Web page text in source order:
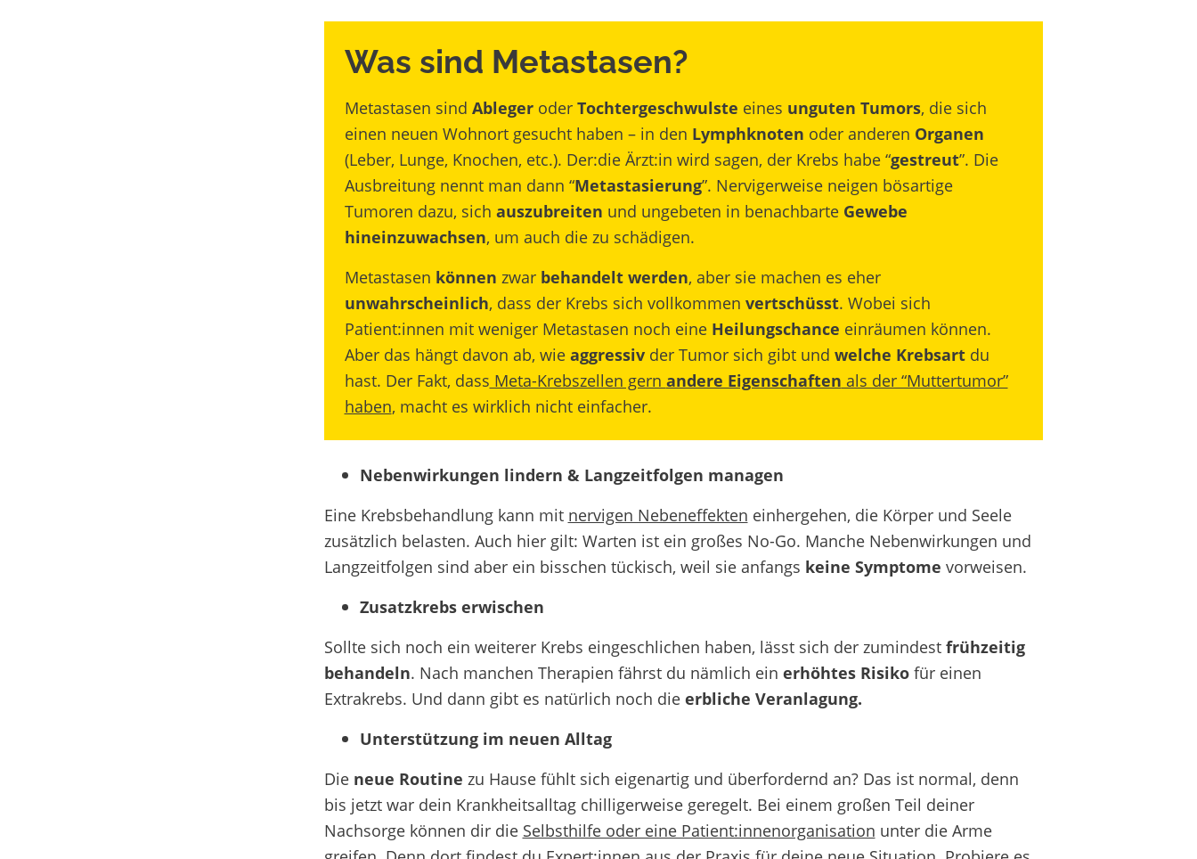
Was sind Metastasen?
Metastasen sind Ablegeroder Tochtergeschwulste eines unguten Tumors, die sich
einen neuen Wohnort gesucht haben – in den Lymphknoten oder anderen Organen
(Leber, Lunge, Knochen, etc.). Der:die Ärzt:in wird sagen, der Krebs habe “gestreut”. Die
Ausbreitung nennt man dann “Metastasierung”. Nervigerweise neigen bösartige
Tumoren dazu, sich auszubreiten und ungebeten in benachbarte Gewebe
hineinzuwachsen, um auch die zu schädigen.
Metastasen können zwar behandelt werden, aber sie machen es eher
unwahrscheinlich, dass der Krebs sich vollkommen vertschüsst. Wobei sich
Patient:innen mit weniger Metastasen noch eine Heilungschance einräumen können.
Aber das hängt davon ab, wie aggressivder Tumor sich gibt und welche Krebsartdu
hast. Der Fakt, dass Meta-Krebszellen gern andere Eigenschaften als der “Muttertumor”
haben, macht es wirklich nicht einfacher.
Nebenwirkungen lindern & Langzeitfolgen managen
Eine Krebsbehandlung kann mit nervigen Nebeneffekten einhergehen, die Körper und Seele
zusätzlich belasten. Auch hier gilt: Warten ist ein großes No-Go. Manche Nebenwirkungen und
Langzeitfolgen sind aber ein bisschen tückisch, weil sie anfangs keine Symptome vorweisen.
Zusatzkrebs erwischen
Sollte sich noch ein weiterer Krebs eingeschlichen haben, lässt sich der zumindestfrühzeitig
behandeln. Nach manchen Therapien fährst du nämlich ein erhöhtes Risikofür einen
Extrakrebs. Und dann gibt es natürlich noch die erbliche Veranlagung.
Unterstützung im neuen Alltag
Die neue Routine zu Hause fühlt sich eigenartig und überfordernd an? Das ist normal, denn
bis jetzt war dein Krankheitsalltag chilligerweise geregelt. Bei einem großen Teil deiner
Nachsorge können dir die Selbsthilfe oder eine Patient:innenorganisation unter die Arme